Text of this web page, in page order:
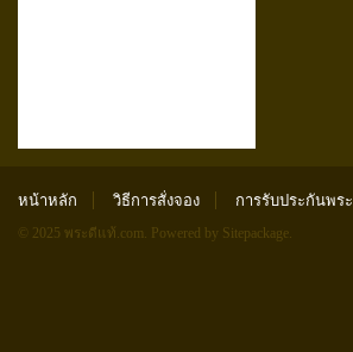
หน้าหลัก วิธีการสั่งจอง การรับประกันพระ
© 2025 พระดีแท้.com. Powered by Sitepackage.